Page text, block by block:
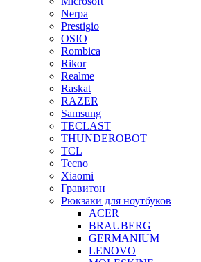
Nerpa
Prestigio
OSIO
Rombica
Rikor
Realme
Raskat
RAZER
Samsung
TECLAST
THUNDEROBOT
TCL
Tecno
Xiaomi
Гравитон
Рюкзаки для ноутбуков
ACER
BRAUBERG
GERMANIUM
LENOVO